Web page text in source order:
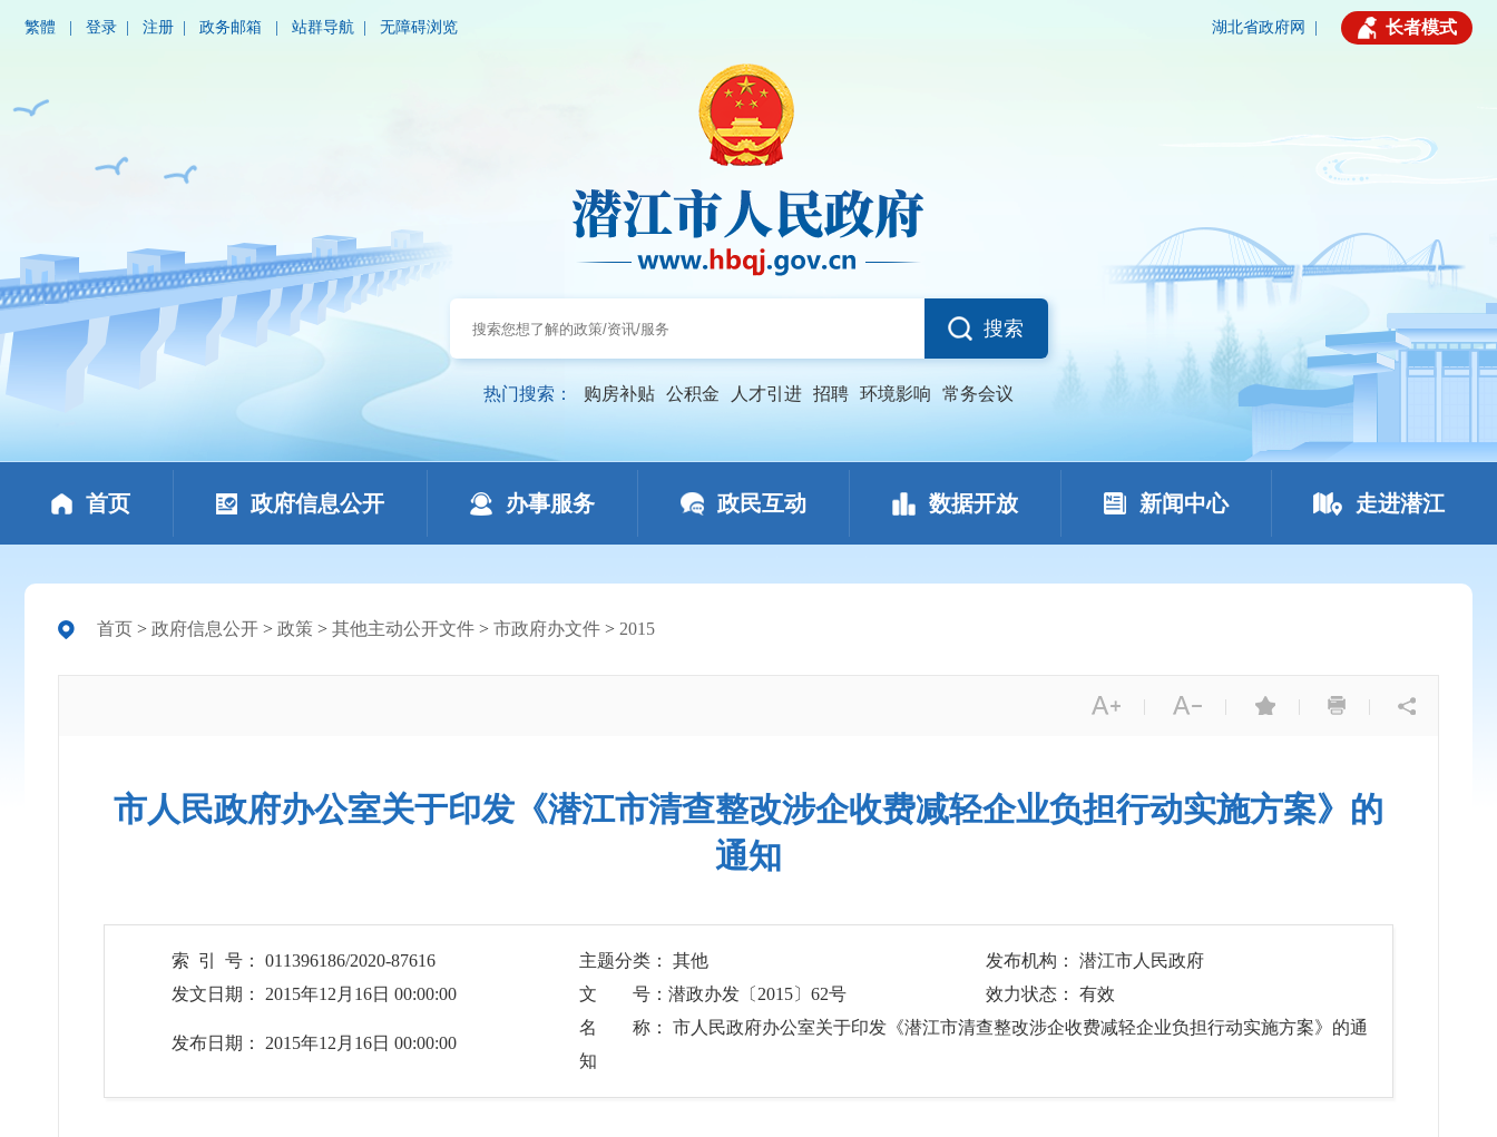
繁體 登录 注册 政务邮箱 站群导航 无障碍浏览 湖北省政府网 长者模式
搜索
热门搜索： 购房补贴 公积金 人才引进 招聘 环境影响 常务会议
首页 政府信息公开 办事服务 政民互动 数据开放 新闻中心 走进潜江
首页 > 政府信息公开 > 政策 > 其他主动公开文件 > 市政府办文件 > 2015
| | | |
市人民政府办公室关于印发《潜江市清查整改涉企收费减轻企业负担行动实施方案》的
通知
索 引 号： 011396186/2020-87616 主题分类： 其他
发布机构： 潜江市人民政府
发文日期： 2015年12月16日 00:00:00
文 号：潜政办发〔2015〕62号 效力状态： 有效
发布日期： 2015年12月16日 00:00:00
名 称： 市人民政府办公室关于印发《潜江市清查整改涉企收费减轻企业负担行动实施方案》的通
知